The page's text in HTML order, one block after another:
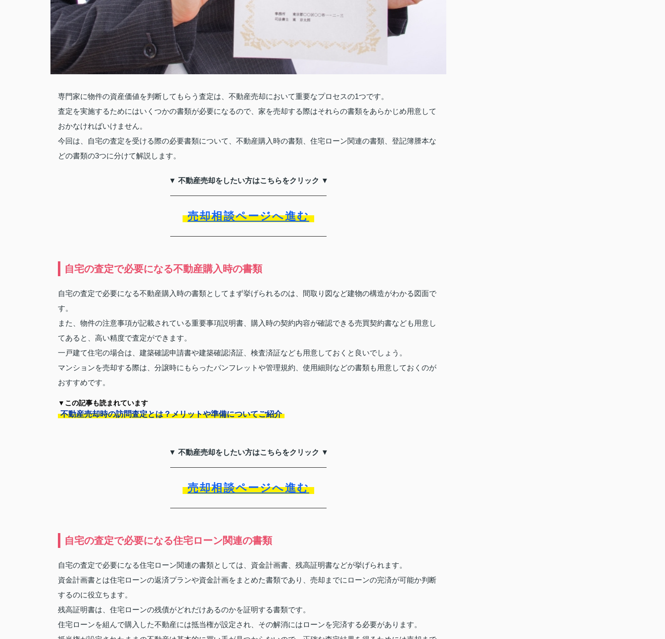
専門家に物件の資産価値を判断してもらう査定は、不動産売却において重要なプロセスの1つです。
査定を実施するためにはいくつかの書類が必要になるので、家を売却する際はそれらの書類をあらかじめ用意して
おかなければいけません。
今回は、自宅の査定を受ける際の必要書類について、不動産購入時の書類、住宅ローン関連の書類、登記簿謄本な
どの書類の3つに分けて解説します。
▼ 不動産売却をしたい方はこちらをクリック ▼
売却相談ページへ進む
自宅の査定で必要になる不動産購入時の書類
自宅の査定で必要になる不動産購入時の書類としてまず挙げられるのは、間取り図など建物の構造がわかる図面で
す。
また、物件の注意事項が記載されている重要事項説明書、購入時の契約内容が確認できる売買契約書なども用意し
てあると、高い精度で査定ができます。
一戸建て住宅の場合は、建築確認申請書や建築確認済証、検査済証なども用意しておくと良いでしょう。
マンションを売却する際は、分譲時にもらったパンフレットや管理規約、使用細則などの書類も用意しておくのが
おすすめです。
▼この記事も読まれています
不動産売却時の訪問査定とは？メリットや準備についてご紹介
▼ 不動産売却をしたい方はこちらをクリック ▼
売却相談ページへ進む
自宅の査定で必要になる住宅ローン関連の書類
自宅の査定で必要になる住宅ローン関連の書類としては、資金計画書、残高証明書などが挙げられます。
資金計画書とは住宅ローンの返済プランや資金計画をまとめた書類であり、売却までにローンの完済が可能か判断
するのに役立ちます。
残高証明書は、住宅ローンの残債がどれだけあるのかを証明する書類です。
住宅ローンを組んで購入した不動産には抵当権が設定され、その解消にはローンを完済する必要があります。